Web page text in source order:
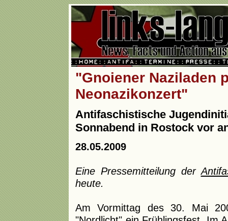
"Gnoiener Naziladen
Neonazikonzert"
Antifaschistische
Sonnabend in Rostock vor
28.05.2009
Eine Pressemitteilung der
heute.
Am Vormittag des 30. Mai